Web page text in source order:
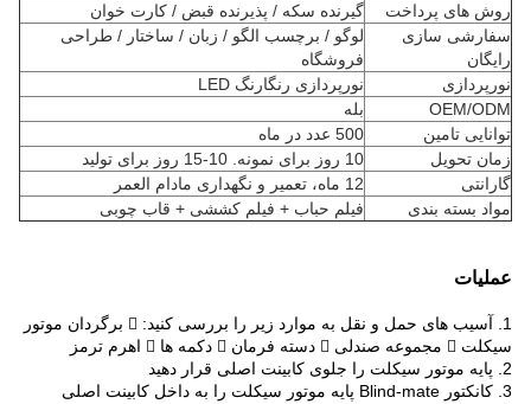
روش های پرداخت
گیرنده سکه / پذیرنده قبض / کارت خوان
سفارشی سازی
رایگان
لوگو / برچسب الگو / زبان / ساختار / طراحی
فروشگاه
نورپردازی
نورپردازی رنگارنگ LED
OEM/ODM
بله
توانایی تامین
500 عدد در ماه
زمان تحویل
10 روز برای نمونه. 10-15 روز برای تولید
گارانتی
12 ماه، تعمیر و نگهداری مادام العمر
مواد بسته بندی
فیلم حباب + فیلم کششی + قاب چوبی
عملیات
1. آسیب های حمل و نقل به موارد زیر را بررسی کنید:  برگردان موتور
سیکلت  مجموعه صندلی  دسته فرمان  دکمه ها  اهرم ترمز
2. پایه موتور سیکلت را جلوی کابینت اصلی قرار دهید
3. کانکتور Blind-mate پایه موتور سیکلت را به داخل کابینت اصلی